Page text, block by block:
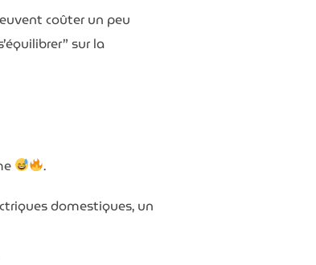
coûter un peu
sur la
.
domestiques, un